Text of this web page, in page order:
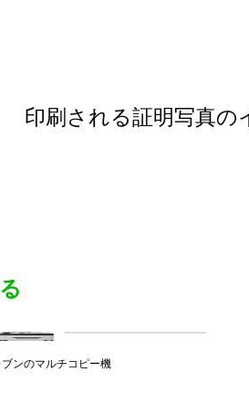
印刷される証明写真の
ンのマルチコピー機